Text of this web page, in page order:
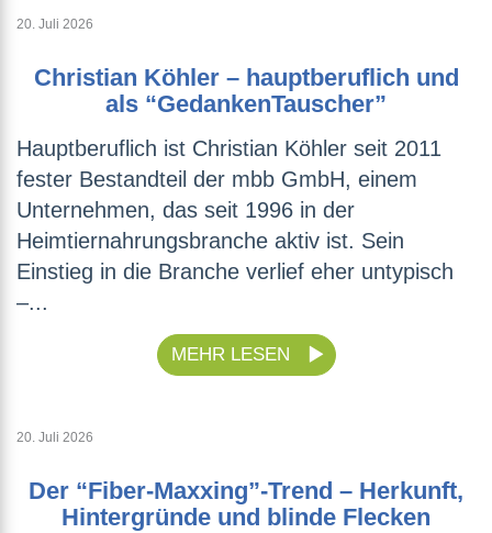
20. Juli 2026
Christian Köhler – hauptberuflich und
als “GedankenTauscher”
Hauptberuflich ist Christian Köhler seit 2011
fester Bestandteil der mbb GmbH, einem
Unternehmen, das seit 1996 in der
Heimtiernahrungsbranche aktiv ist. Sein
Einstieg in die Branche verlief eher untypisch
–...
MEHR LESEN
20. Juli 2026
Der “Fiber-Maxxing”-Trend – Herkunft,
Hintergründe und blinde Flecken